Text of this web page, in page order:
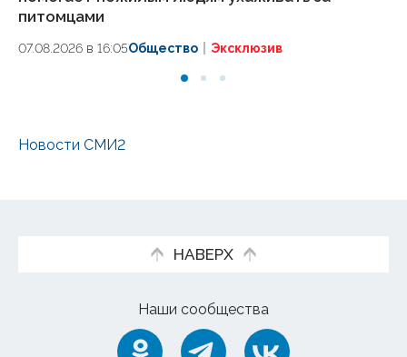
питомцами
07.08.2026 в 16:05Общество Эксклюзив
Новости СМИ2
НАВЕРХ
Наши сообщества